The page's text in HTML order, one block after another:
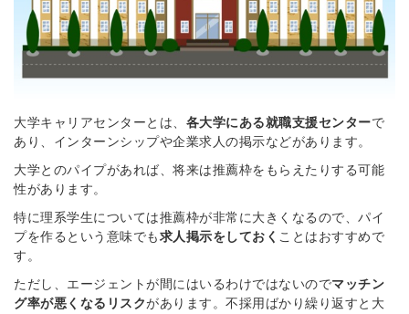
大学キャリアセンターとは、 各大学にある就職支援センターで
あり、インターンシップや企業求人の掲示などがあります。
大学とのパイプがあれば、将来は推薦枠をもらえたりする可能
性があります。
特に理系学生については推薦枠が非常に大きくなるので、パイ
プを作るという意味でも求人掲示をしておく ことはおすすめで
す。
ただし、エージェントが間にはいるわけではないのでマッチン
グ率が悪くなるリスクがあります。不採用ばかり繰り返すと大